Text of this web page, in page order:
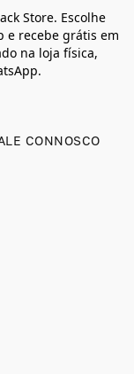
Store. Escolhe
e recebe grátis em
na loja física,
CONNOSCO